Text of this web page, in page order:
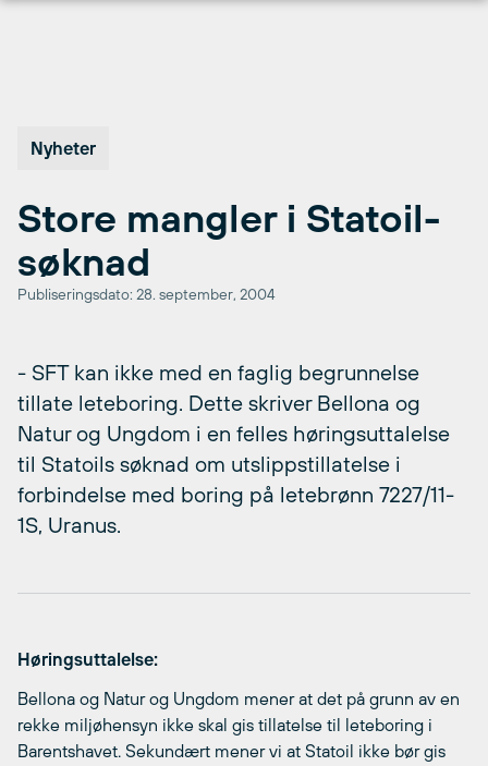
Nyheter
Store mangler i Statoil-
søknad
Publiseringsdato: 28. september, 2004
- SFT kan ikke med en faglig begrunnelse
tillate leteboring. Dette skriver Bellona og
Natur og Ungdom i en felles høringsuttalelse
til Statoils søknad om utslippstillatelse i
forbindelse med boring på letebrønn 7227/11-
1S, Uranus.
Høringsuttalelse:
Bellona og Natur og Ungdom mener at det på grunn av en
rekke miljøhensyn ikke skal gis tillatelse til leteboring i
Barentshavet. Sekundært mener vi at Statoil ikke bør gis